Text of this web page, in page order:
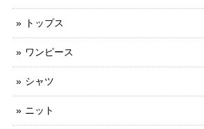
トップス
ワンピース
シャツ
ニット